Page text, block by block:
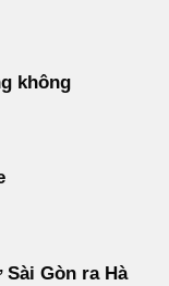
không
Gòn ra Hà